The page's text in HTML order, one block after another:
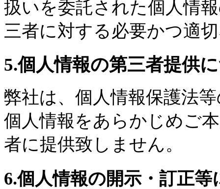
扱いを委託された個人情
三者に対する必要かつ適
5.個人情報の第三者提供
弊社は、個人情報保護法
個人情報をあらかじめご
者に提供致しません。
6.個人情報の開示・訂正等